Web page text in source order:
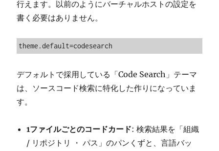
行えます。以前のようにバーチャルホストの設定を
書く必要はありません。
theme.default=codesearch
デフォルトで採用している「Code Search」テーマ
は、ソースコード検索に特化した作りになっていま
す。
1ファイルごとのコードカード: 検索結果を「組織
/ リポジトリ ・ パス」のパンくずと、言語バッ